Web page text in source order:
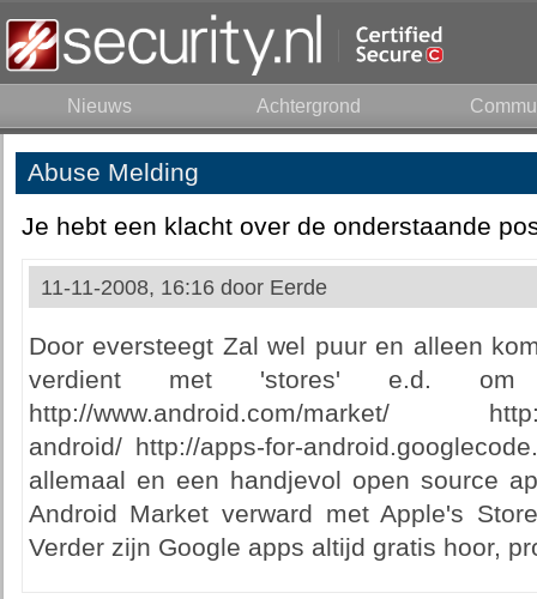
Nieuws Achtergrond
Abuse Melding
Je hebt een klacht over de onderstaande
11-11-2008, 16:16 door Eerde
Door eversteegt Zal wel puur en alleen
verdient met 'stores' e.d. om
http://www.android.com/market/ http://
android/ http://apps-for-
allemaal en een handjevol open source
Android Market verward met Apple's
Verder zijn Google apps altijd gratis hoor,